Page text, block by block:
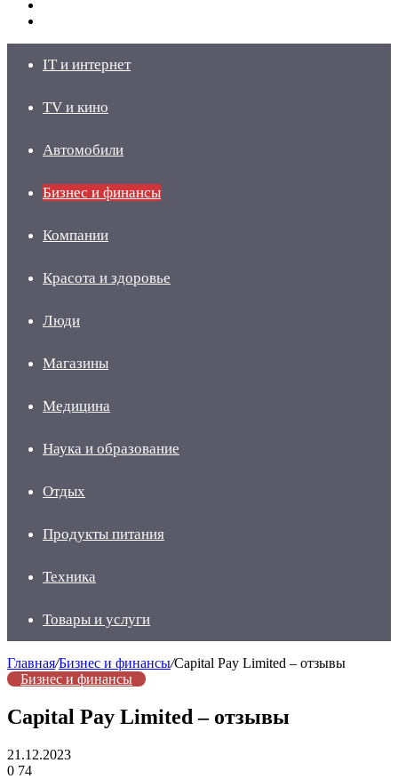
IT и интернет
TV и кино
Автомобили
Бизнес и финансы
Компании
Красота и здоровье
Люди
Магазины
Медицина
Наука и образование
Отдых
Продукты питания
Техника
Товары и услуги
Главная/Бизнес и финансы/Capital Pay Limited – отзывы
Бизнес и финансы
Capital Pay Limited – отзывы
21.12.2023
0 74